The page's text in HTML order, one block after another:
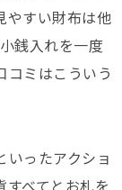
やすい財布は他
銭入れを一度
コミはこういう
いったアクショ